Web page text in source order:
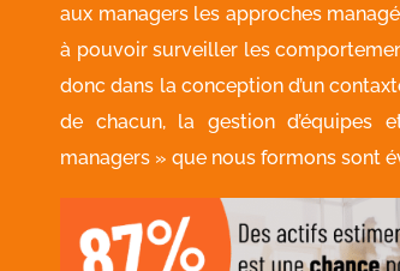
aux managers les approches
à pouvoir surveiller les
donc dans la conception d’un
de chacun, la gestion d’équipes
managers » que nous formons sont